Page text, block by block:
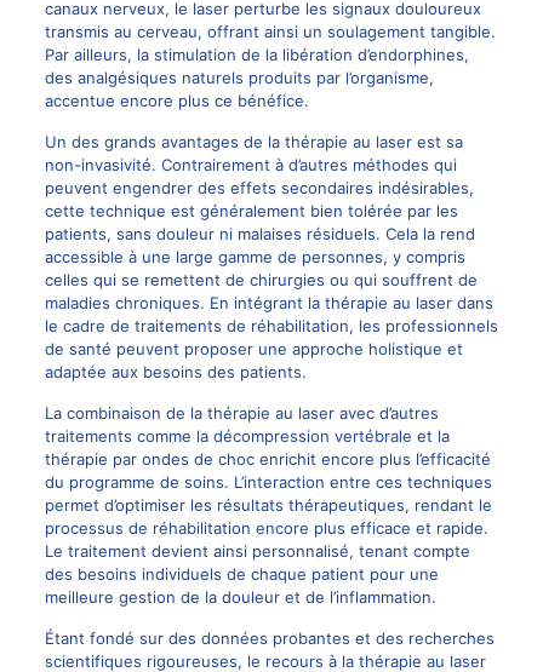
canaux nerveux, le laser perturbe les signaux douloureux
transmis au cerveau, offrant ainsi un soulagement tangible.
Par ailleurs, la stimulation de la libération d’endorphines,
des analgésiques naturels produits par l’organisme,
accentue encore plus ce bénéfice.
Un des grands avantages de la thérapie au laser est sa
non-invasivité. Contrairement à d’autres méthodes qui
peuvent engendrer des effets secondaires indésirables,
cette technique est généralement bien tolérée par les
patients, sans douleur ni malaises résiduels. Cela la rend
accessible à une large gamme de personnes, y compris
celles qui se remettent de chirurgies ou qui souffrent de
maladies chroniques. En intégrant la thérapie au laser dans
le cadre de traitements de réhabilitation, les professionnels
de santé peuvent proposer une approche holistique et
adaptée aux besoins des patients.
La combinaison de la thérapie au laser avec d’autres
traitements comme la décompression vertébrale et la
thérapie par ondes de choc enrichit encore plus l’efficacité
du programme de soins. L’interaction entre ces techniques
permet d’optimiser les résultats thérapeutiques, rendant le
processus de réhabilitation encore plus efficace et rapide.
Le traitement devient ainsi personnalisé, tenant compte
des besoins individuels de chaque patient pour une
meilleure gestion de la douleur et de l’inflammation.
Étant fondé sur des données probantes et des recherches
scientifiques rigoureuses, le recours à la thérapie au laser